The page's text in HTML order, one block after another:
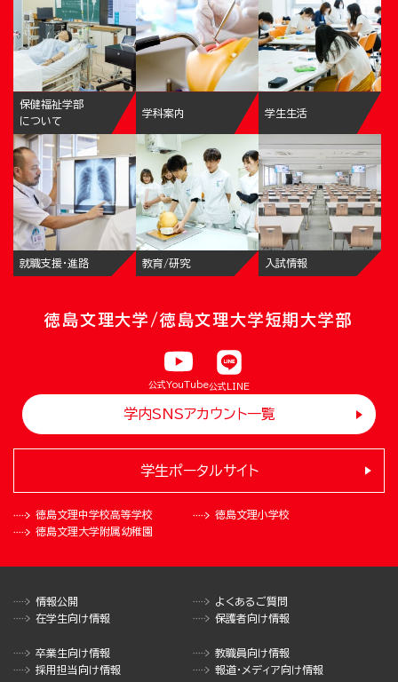
保健福祉学部
について
学科案内 学生生活
就職支援・進路 教育/研究 入試情報
徳島文理大学/徳島文理大学短期大学部
公式YouTube公式LINE
学内SNSアカウント一覧
徳島文理中学校高等学校
徳島文理小学校
徳島文理大学附属幼稚園
学生ポータルサイト
情報公開
よくあるご質問
在学生向け情報
保護者向け情報
卒業生向け情報
教職員向け情報
採用担当向け情報
報道・メディア向け情報